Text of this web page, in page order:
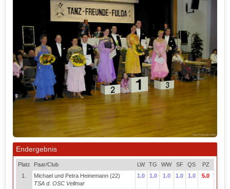
Endergebnis
Platz Paar/Club LW TG WW SF QS
PZ
1.
Michael und Petra Heinemann (22)
TSA d. OSC Vellmar
1.0 1.0 1.0 1.0 1.0 5.0